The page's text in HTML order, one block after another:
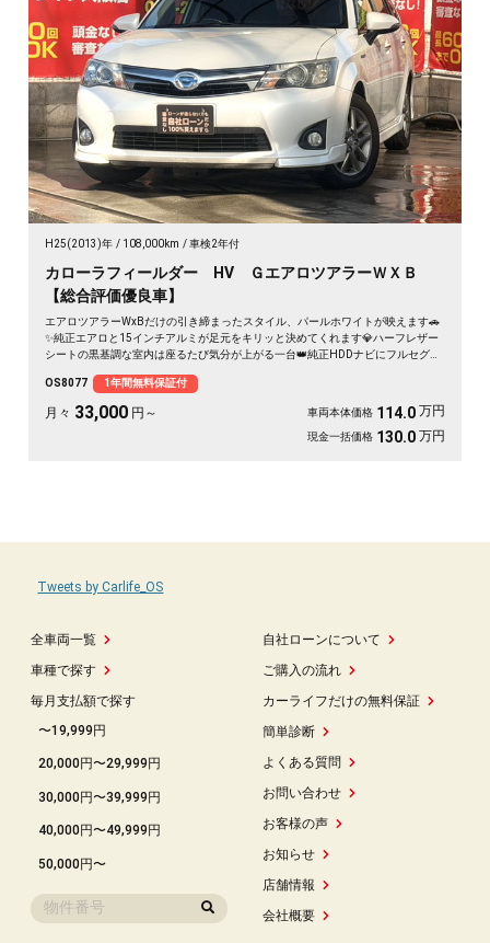
H25(2013)年 108,000km 車検2年付
カローラフィールダー HV ＧエアロツアラーＷＸＢ
【総合評価優良車】
エアロツアラーWxBだけの引き締まったスタイル、パールホワイトが映えます🚗
✨純正エアロと15インチアルミが足元をキリッと決めてくれます💎ハーフレザー
シートの黒基調な室内は座るたび気分が上がる一台👑純正HDDナビにフルセグ
も、これ一台で気持ちよく走り出せます🎵《1年保証付》
OS8077 1年間無料保証付
月々 33,000 円～ 車両本体価格 114.0 万円
現金一括価格 130.0 万円
全車両一覧
車種で探す
毎月支払額で探す
〜19,999円
20,000円〜29,999円
30,000円〜39,999円
40,000円〜49,999円
50,000円〜
自社ローンについて
ご購入の流れ
カーライフだけの無料保証
簡単診断
よくある質問
お問い合わせ
お客様の声
お知らせ
店舗情報
会社概要
Tweets by Carlife_OS